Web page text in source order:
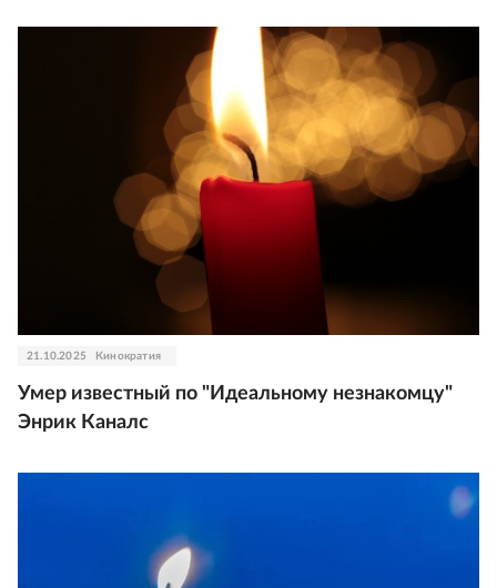
21.10.2025 Кинократия
Умер известный по "Идеальному незнакомцу"
Энрик Каналс